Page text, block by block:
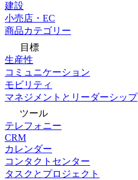
建設
小売店・EC
商品カテゴリー
目標
生産性
コミュニケーション
モビリティ
マネジメントとリーダーシップ
ツール
テレフォニー
CRM
カレンダー
コンタクトセンター
タスクとプロジェクト